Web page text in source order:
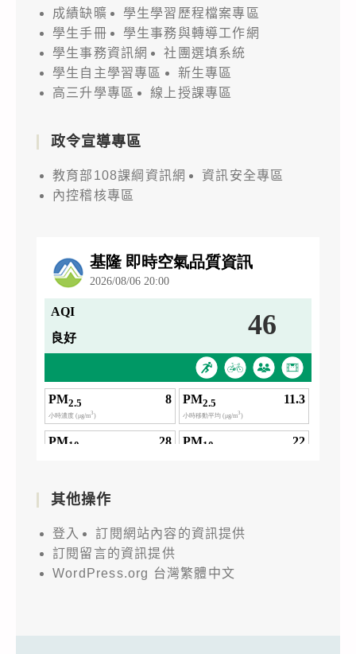
成績缺曠
學生學習歷程檔案專區
學生手冊
學生事務與轉導工作網
學生事務資訊網
社團選填系統
學生自主學習專區
新生專區
高三升學專區
線上授課專區
政令宣導專區
教育部108課綱資訊網
資訊安全專區
內控稽核專區
其他操作
登入
訂閱網站內容的資訊提供
訂閱留言的資訊提供
WordPress.org 台灣繁體中文